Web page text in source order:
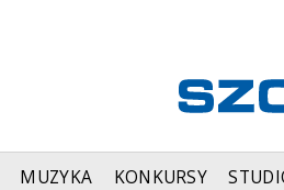
MUZYKA KONKURSY